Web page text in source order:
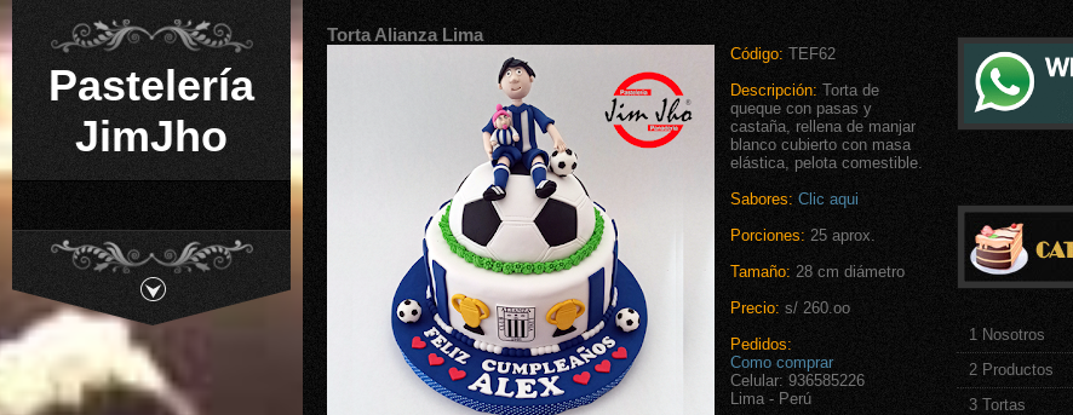
Pastelería
JimJho
Torta Alianza Lima
Código: TEF62
Descripción: Torta de
queque con pasas y
castaña, rellena de manjar
blanco cubierto con masa
elástica, pelota comestible.
Sabores: Clic aqui
Porciones: 25 aprox.
Tamaño: 28 cm diámetro
Precio: s/ 260.oo
Pedidos:
Como comprar
Celular: 936585226
Lima - Perú
1 Nosotros
2 Productos
3 Tortas